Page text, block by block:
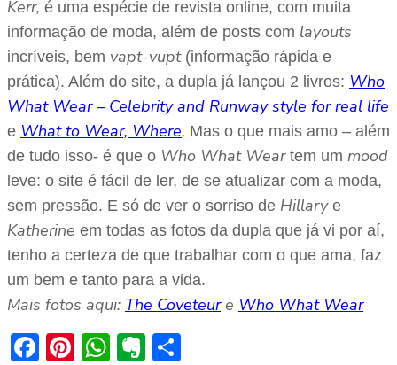
Kerr, é uma espécie de revista online, com muita
informação de moda, além de posts com layouts
incríveis, bem vapt-vupt (informação rápida e
prática). Além do site, a dupla já lançou 2 livros: Who
What Wear – Celebrity and Runway style for real life
e What to Wear, Where. Mas o que mais amo – além
de tudo isso- é que o Who What Weartem um mood
leve: o site é fácil de ler, de se atualizar com a moda,
sem pressão. E só de ver o sorriso de Hillarye
Katherine em todas as fotos da dupla que já vi por aí,
tenho a certeza de que trabalhar com o que ama, faz
um bem e tanto para a vida.
Mais fotos aqui: The Coveteure Who What Wear
Facebook
Pinterest
WhatsApp
Evernote